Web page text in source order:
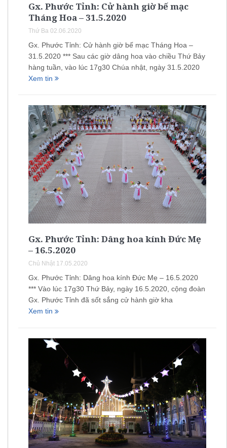
Gx. Phước Tỉnh: Cử hành giờ bế mạc
Tháng Hoa – 31.5.2020
Thứ Ba 02.06.2020
Gx. Phước Tỉnh: Cử hành giờ bế mạc Tháng Hoa –
31.5.2020 *** Sau các giờ dâng hoa vào chiều Thứ Bảy
hàng tuần, vào lúc 17g30 Chúa nhật, ngày 31.5.2020
Xem tin
Gx. Phước Tỉnh: Dâng hoa kính Đức Mẹ
– 16.5.2020
Chủ Nhật 17.05.2020
Gx. Phước Tỉnh: Dâng hoa kính Đức Mẹ – 16.5.2020
*** Vào lúc 17g30 Thứ Bảy, ngày 16.5.2020, cộng đoàn
Gx. Phước Tỉnh đã sốt sắng cử hành giờ kha
Xem tin